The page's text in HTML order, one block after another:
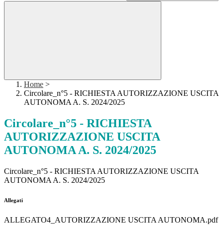
Home >
Circolare_n°5 - RICHIESTA AUTORIZZAZIONE USCITA
AUTONOMA A. S. 2024/2025
Circolare_n°5 - RICHIESTA
AUTORIZZAZIONE USCITA
AUTONOMA A. S. 2024/2025
Circolare_n°5 - RICHIESTA AUTORIZZAZIONE USCITA
AUTONOMA A. S. 2024/2025
Allegati
ALLEGATO4_AUTORIZZAZIONE USCITA AUTONOMA.pdf